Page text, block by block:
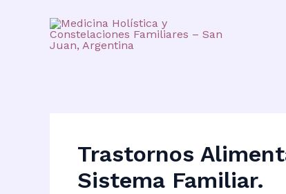
Trastornos
Sistema Familiar.